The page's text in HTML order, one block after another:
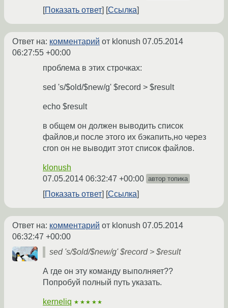
Показать ответ Ссылка
Ответ на: комментарий от klonush 07.05.2014
06:27:55 +00:00
проблема в этих строчках:
sed 's/$old/$new/g' $record > $result
echo $result
в общем он должен выводить список
файлов,и после этого их бэкапить,но через
cron он не выводит этот список файлов.
klonush
07.05.2014 06:32:47 +00:00 автор топика
Показать ответ Ссылка
Ответ на: комментарий от klonush 07.05.2014
06:32:47 +00:00
sed 's/$old/$new/g' $record > $result
А где он эту команду выполняет??
Попробуй полный путь указать.
kerneliq ★★★★★